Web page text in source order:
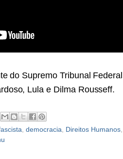
do Supremo Tribunal
Lula e Dilma Rousseff.
democracia Direitos Humanos